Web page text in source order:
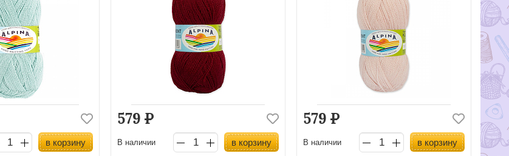
в корзину
579 Р
В наличии в корзину
579 Р
В наличии в корзину